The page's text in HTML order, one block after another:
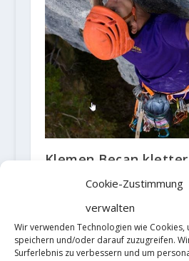
Cookie-Zustimmung
verwalten
Wir verwenden Technologien wie
speichern und/oder darauf zuzugreifen.
Surferlebnis zu verbessern und um
Klemen Becan